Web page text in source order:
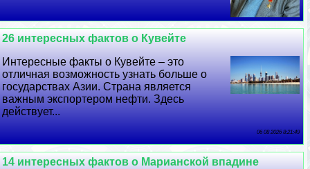
26 интересных фактов о Кувейте
Интересные факты о Кувейте – это
отличная возможность узнать больше о
государствах Азии. Страна является
важным экспортером нефти. Здесь
действует...
06 08 2026 8:21:49
14 интересных фактов о Марианской впадине